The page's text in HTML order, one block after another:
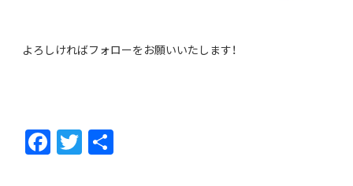
よろしければフォローをお願いいたします！
F
ac
T
w